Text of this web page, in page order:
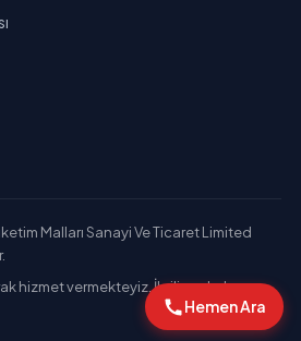
Malları Sanayi Ve Ticaret Limited
hizmet vermekteyiz. İlgili markaların
Hemen Ara